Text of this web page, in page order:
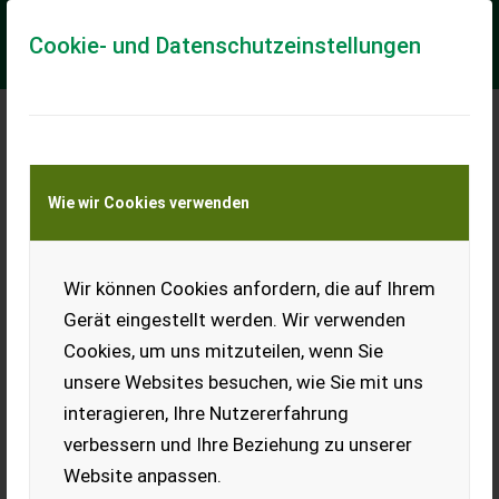
Cookie- und Datenschutzeinstellungen
Wie wir Cookies verwenden
Wir können Cookies anfordern, die auf Ihrem
Gerät eingestellt werden. Wir verwenden
Cookies, um uns mitzuteilen, wenn Sie
unsere Websites besuchen, wie Sie mit uns
interagieren, Ihre Nutzererfahrung
verbessern und Ihre Beziehung zu unserer
Website anpassen.
Meine Transportkostenanfrage
Transport von Land- und Baumaschinen –
KEINE Tiertransporte
Orsi Comfort 220 (15878)
Produktbeschreibung Orsi Comfort 220 Ich freue mich, Ihnen
im Maschinenzentrum St. Martin das Orsi Mulchgerät
Comfort 220 ausführlich vorzustellen...
EUR 7.900 inkl. 20 % MwSt.